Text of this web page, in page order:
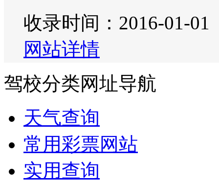
收录时间：2016-01-01
网站详情
驾校分类网址导航
天气查询
常用彩票网站
实用查询